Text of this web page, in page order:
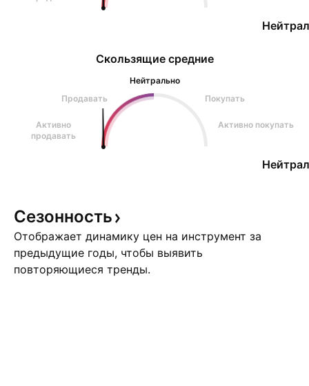
Скользящие средние
Нейтрально
Продавать
Покупать
Активно
продавать
Активно покупать
Сезонность
Отображает динамику цен на инструмент за
предыдущие годы, чтобы выявить
повторяющиеся тренды.